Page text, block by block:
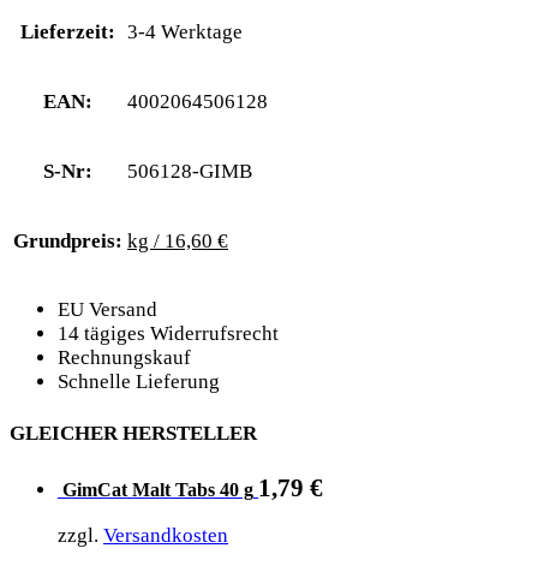
Lieferzeit: 3-4 Werktage
EAN: 4002064506128
S-Nr: 506128-GIMB
Grundpreis: kg / 16,60 €
EU Versand
14 tägiges Widerrufsrecht
Rechnungskauf
Schnelle Lieferung
GLEICHER HERSTELLER
GimCat Malt Tabs 40 g 1,79 €
zzgl. Versandkosten